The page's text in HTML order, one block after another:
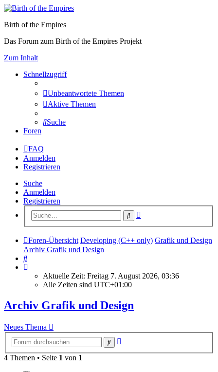
Birth of the Empires
Das Forum zum Birth of the Empires Projekt
Zum Inhalt
Schnellzugriff
Unbeantwortete Themen
Aktive Themen
Suche
Foren
FAQ
Anmelden
Registrieren
Suche
Anmelden
Registrieren
Suche
Foren-Übersicht Developing (C++ only) Grafik und Design
Archiv Grafik und Design
Suche
Aktuelle Zeit: Freitag 7. August 2026, 03:36
Alle Zeiten sind UTC+01:00
Archiv Grafik und Design
Neues Thema
Suche
4 Themen • Seite 1 von 1